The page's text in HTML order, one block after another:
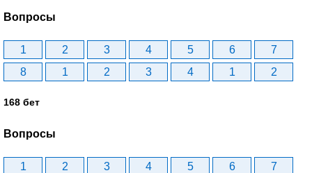
Вопросы
1 2 3 4 5 6
7
8
1 2 3 4 1 2
168 бет
Вопросы
1 2 3 4 5 6 7